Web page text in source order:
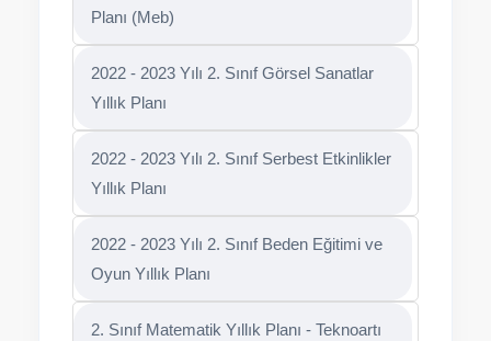
Planı (Meb)
2022 - 2023 Yılı 2. Sınıf Görsel Sanatlar
Yıllık Planı
2022 - 2023 Yılı 2. Sınıf Serbest Etkinlikler
Yıllık Planı
2022 - 2023 Yılı 2. Sınıf Beden Eğitimi ve
Oyun Yıllık Planı
2. Sınıf Matematik Yıllık Planı - Teknoartı